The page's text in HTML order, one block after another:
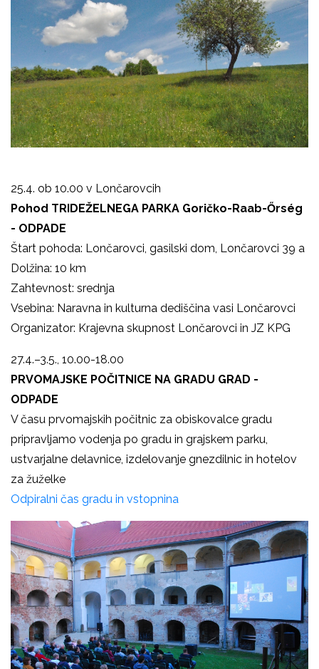
25.4. ob 10.00 v Lončarovcih
Pohod TRIDEŽELNEGA PARKA Goričko-Raab-Őrség
- ODPADE
Štart pohoda: Lončarovci, gasilski dom, Lončarovci 39 a
Dolžina: 10 km
Zahtevnost: srednja
Vsebina: Naravna in kulturna dediščina vasi Lončarovci
Organizator: Krajevna skupnost Lončarovci in JZ KPG
27.4.–3.5., 10.00-18.00
PRVOMAJSKE POČITNICE NA GRADU GRAD -
ODPADE
V času prvomajskih počitnic za obiskovalce gradu
pripravljamo vodenja po gradu in grajskem parku,
ustvarjalne delavnice, izdelovanje gnezdilnic in hotelov
za žuželke
Odpiralni čas gradu in vstopnina